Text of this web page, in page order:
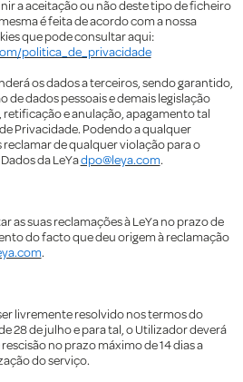
a aceitação ou não deste tipo de ficheiro
é feita de acordo com a nossa
que pode consultar aqui:
politica_de_privacidade
os dados a terceiros, sendo garantido,
de dados pessoais e demais legislação
e anulação, apagamento tal
Privacidade. Podendo a qualquer
de qualquer violação para o
da LeYadpo@leya.com.
as suas reclamações à LeYa no prazo de
do facto que deu origem à reclamação
.
livremente resolvido nos termos do
28 de julho e para tal, o Utilizador deverá
no prazo máximo de 14 dias a
do serviço.